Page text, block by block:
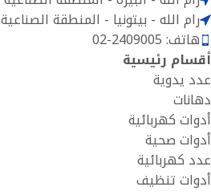
رام الله - بيتونيا - المنطقة الصناعية
هاتف: 2409005-02
أقسام رئيسية
عدد يدوية
دهانات
أدوات كهربائية
أدوات صحية
عدد كهربائية
أدوات تنظيف